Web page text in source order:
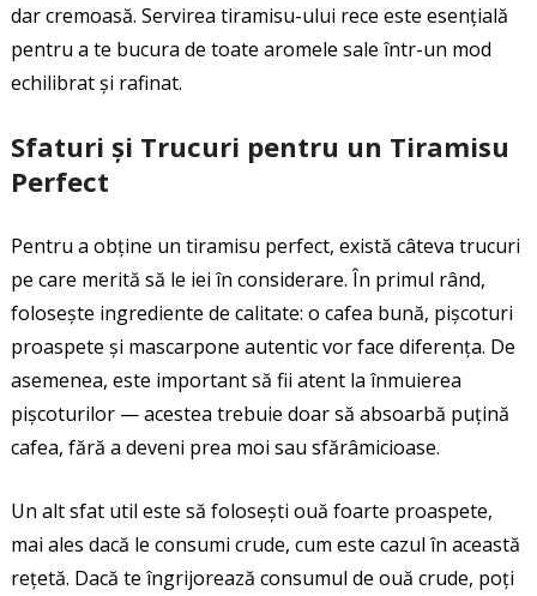
dar cremoasă. Servirea tiramisu-ului rece este esențială
pentru a te bucura de toate aromele sale într-un mod
echilibrat și rafinat.
Sfaturi și Trucuri pentru un Tiramisu
Perfect
Pentru a obține un tiramisu perfect, există câteva trucuri
pe care merită să le iei în considerare. În primul rând,
folosește ingrediente de calitate: o cafea bună, pișcoturi
proaspete și mascarpone autentic vor face diferența. De
asemenea, este important să fii atent la înmuierea
pișcoturilor — acestea trebuie doar să absoarbă puțină
cafea, fără a deveni prea moi sau sfărâmicioase.
Un alt sfat util este să folosești ouă foarte proaspete,
mai ales dacă le consumi crude, cum este cazul în această
rețetă. Dacă te îngrijorează consumul de ouă crude, poți